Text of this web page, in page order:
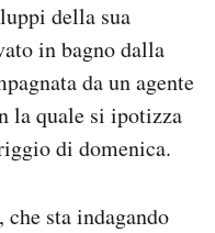
della sua
in bagno dalla
da un agente
la quale si ipotizza
di domenica.
sta indagando